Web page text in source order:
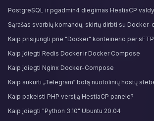
PostgreSQL ir pgadmin4 diegimas HestiaCP
Sąrašas svarbių komandų, skirtų dirbti su
Kaip prisijungti prie "Docker" konteinerio per sFTP
Kaip įdiegti Redis Docker ir Docker Compose
Kaip įdiegti Nginx Docker-Compose
Kaip sukurti „Telegram“ botą nuotolinių hostų
Kaip pakeisti PHP versiją HestiaCP panele?
Kaip įdiegti "Python 3.10" Ubuntu 20.04